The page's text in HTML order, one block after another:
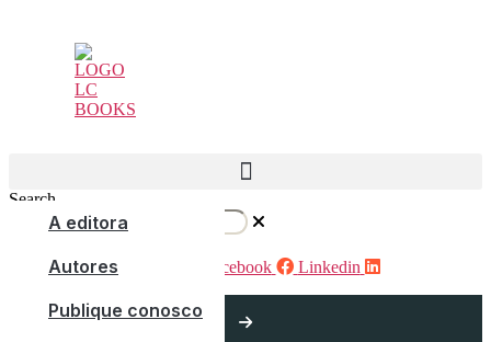
A editora
Autores
Publique conosco
Search
Instagram Facebook
Linkedin